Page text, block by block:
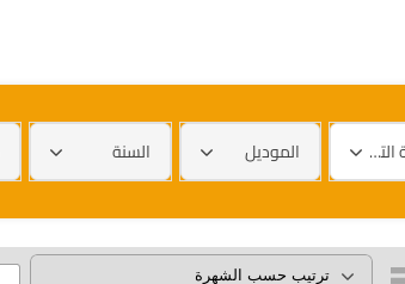
العلامة التجارية الموديل السنة